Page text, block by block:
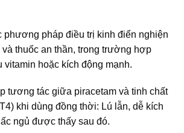
phương pháp điều trị kinh điển nghiện
thuốc an thần, trong trường hợp
vitamin hoặc kích động mạnh.
tương tác giữa piracetam và tinh chất
khi dùng đồng thời: Lú lẫn, dễ kích
ngủ được thấy sau đó.